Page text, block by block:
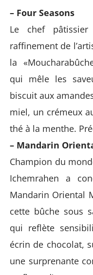
– Four Seasons
Le chef
raffinement de
la
qui mêle les
biscuit aux
miel, un crémeux
thé à la menthe.
– Mandarin
Champion du
Ichemrahen a
Mandarin Oriental
cette bûche sous
qui reflète
écrin de chocolat,
une surprenante